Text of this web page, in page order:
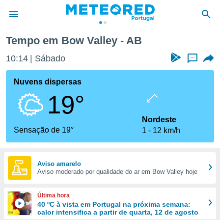
da
foi
fornecidas
a este
das
e
forma
digital
Tempo em Bow Valley - AB
10:14 Sábado ...
Nuvens dispersas
19°
Sensação de 19°
Nordeste
1
12 km/h
Aviso amarelo
Aviso moderado por qualidade do ar em Bow Valley hoje
Última hora
40 ºC à vista em Portugal na próxima semana:
calor intensifica a partir de quarta, 12 de agosto